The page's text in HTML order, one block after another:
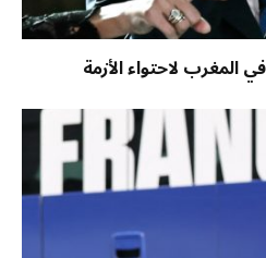
المغرب لاحتواء الأزمة